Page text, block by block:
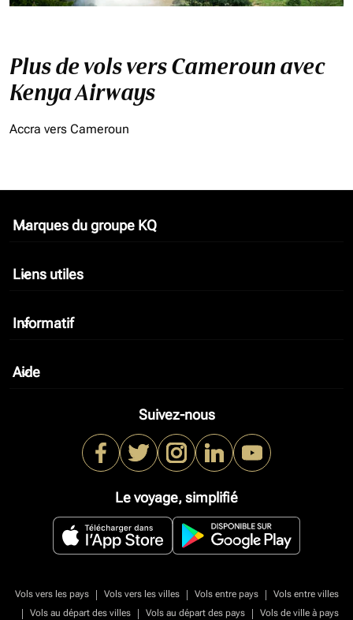
Plus de vols vers Cameroun avec
Kenya Airways
Accra vers Cameroun
Marques du groupe KQ
keyboard_arrow_down
Liens utiles
keyboard_arrow_down
Informatif
keyboard_arrow_down
Aide
keyboard_arrow_down
Suivez-nous
Le voyage, simplifié
Vols vers les pays | Vols vers les villes | Vols entre pays |
Vols entre villes
|
Vols au départ des villes | Vols au départ des pays | Vols de ville à pays